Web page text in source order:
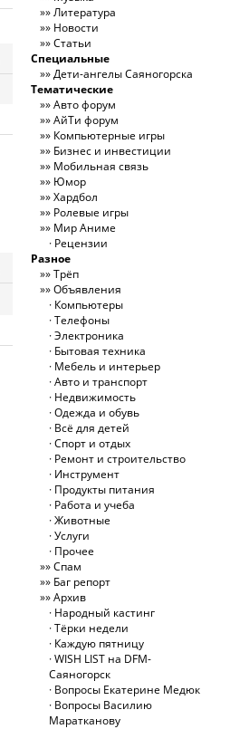
Литература
Новости
Статьи
Специальные
Дети-ангелы Саяногорска
Тематические
Авто форум
АйТи форум
Компьютерные игры
Бизнес и инвестиции
Мобильная связь
Юмор
Хардбол
Ролевые игры
Мир Аниме
Рецензии
Разное
Трёп
Объявления
Компьютеры
Телефоны
Электроника
Бытовая техника
Мебель и интерьер
Авто и транспорт
Недвижимость
Одежда и обувь
Всё для детей
Спорт и отдых
Ремонт и строительство
Инструмент
Продукты питания
Работа и учеба
Животные
Услуги
Прочее
Спам
Баг репорт
Архив
Народный кастинг
Тёрки недели
Каждую пятницу
WISH LIST на DFM-
Саяногорск
Вопросы Екатерине Медюк
Вопросы Василию
Маратканову